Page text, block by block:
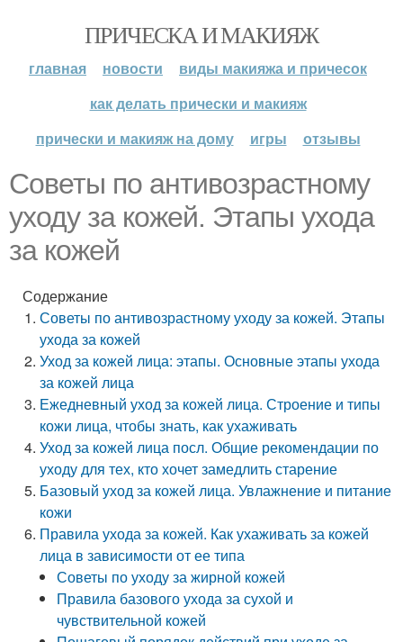
ПРИЧЕСКА И МАКИЯЖ
главная новости
виды макияжа и причесок
как делать прически и макияж
прически и макияж на дому
игры отзывы
Советы по антивозрастному
уходу за кожей. Этапы ухода
за кожей
Содержание
Советы по антивозрастному уходу за кожей. Этапы
ухода за кожей
Уход за кожей лица: этапы. Основные этапы ухода
за кожей лица
Ежедневный уход за кожей лица. Строение и типы
кожи лица, чтобы знать, как ухаживать
Уход за кожей лица посл. Общие рекомендации по
уходу для тех, кто хочет замедлить старение
Базовый уход за кожей лица. Увлажнение и питание
кожи
Правила ухода за кожей. Как ухаживать за кожей
лица в зависимости от ее типа
Советы по уходу за жирной кожей
Правила базового ухода за сухой и
чувствительной кожей